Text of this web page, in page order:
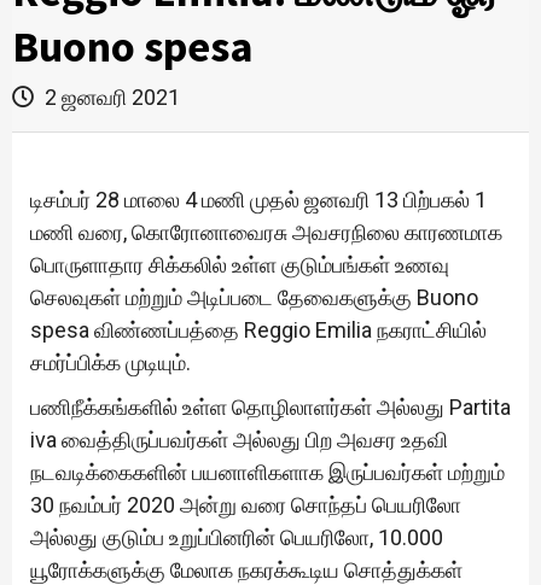
Buono spesa
2 ஜனவரி 2021
டிசம்பர் 28 மாலை 4 மணி முதல் ஜனவரி 13 பிற்பகல் 1
மணி வரை, கொரோனாவைரசு அவசரநிலை காரணமாக
பொருளாதார சிக்கலில் உள்ள குடும்பங்கள் உணவு
செலவுகள் மற்றும் அடிப்படை தேவைகளுக்கு Buono
spesa விண்ணப்பத்தை Reggio Emilia நகராட்சியில்
சமர்ப்பிக்க முடியும்.
பணிநீக்கங்களில் உள்ள தொழிலாளர்கள் அல்லது Partita
iva வைத்திருப்பவர்கள் அல்லது பிற அவசர உதவி
நடவடிக்கைகளின் பயனாளிகளாக இருப்பவர்கள் மற்றும்
30 நவம்பர் 2020 அன்று வரை சொந்தப் பெயரிலோ
அல்லது குடும்ப உறுப்பினரின் பெயரிலோ, 10.000
யூரோக்களுக்கு மேலாக நகரக்கூடிய சொத்துக்கள்